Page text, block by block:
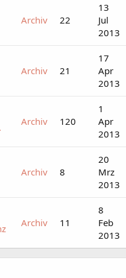
Archiv 22
13
Jul
2013
Archiv 21
17
Apr
2013
Archiv 120
1
Apr
2013
Archiv 8
20
Mrz
2013
Archiv 11
8
Feb
2013